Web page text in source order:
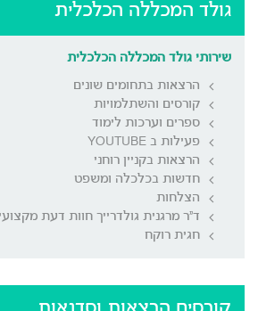
גולד המכללה הכלכלית
שירותי גולד המכללה הכלכלית
הרצאות בתחומים שונים
קורסים והשתלמויות
ספרים וערכות לימוד
פעילות ב YOUTUBE
הרצאות בקניין רוחני
חדשות בכלכלה ומשפט
הצלחות
ד"ר מרגנית גולדרייך חוות דעת
חגית רוקח